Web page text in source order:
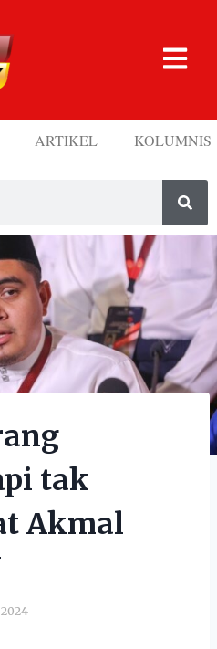
ARTIKEL KOLUMNIS
tak
Akmal
2024